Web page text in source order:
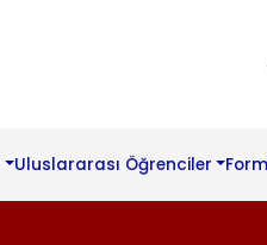
Uluslararası Öğrenciler